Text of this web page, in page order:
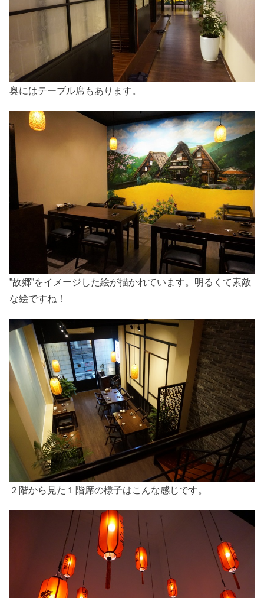
奥にはテーブル席もあります。
”故郷”をイメージした絵が描かれています。明るくて素敵
な絵ですね！
２階から見た１階席の様子はこんな感じです。